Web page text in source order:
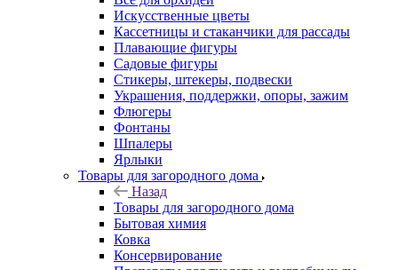
Искусственные цветы
Кассетницы и стаканчики для рассады
Плавающие фигуры
Садовые фигуры
Стикеры, штекеры, подвески
Украшения, поддержки, опоры, зажим
Флюгеры
Фонтаны
Шпалеры
Ярлыки
Товары для загородного дома
Назад
Товары для загородного дома
Бытовая химия
Ковка
Консервирование